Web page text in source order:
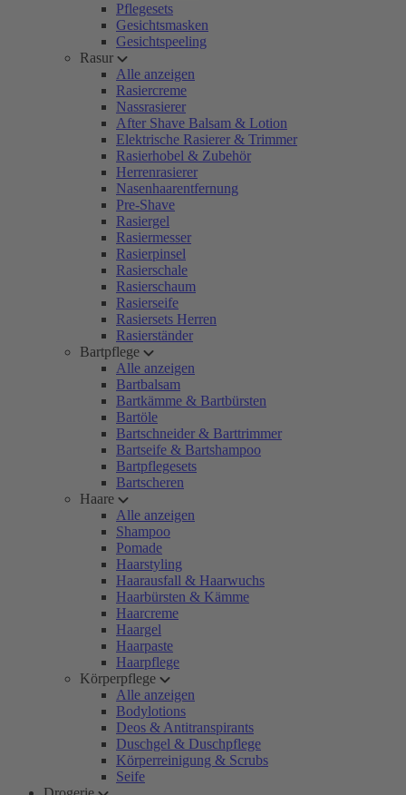
Pflegesets
Gesichtsmasken
Gesichtspeeling
Rasur
Alle anzeigen
Rasiercreme
Nassrasierer
After Shave Balsam & Lotion
Elektrische Rasierer & Trimmer
Rasierhobel & Zubehör
Herrenrasierer
Nasenhaarentfernung
Pre-Shave
Rasiergel
Rasiermesser
Rasierpinsel
Rasierschale
Rasierschaum
Rasierseife
Rasiersets Herren
Rasierständer
Bartpflege
Alle anzeigen
Bartbalsam
Bartkämme & Bartbürsten
Bartöle
Bartschneider & Barttrimmer
Bartseife & Bartshampoo
Bartpflegesets
Bartscheren
Haare
Alle anzeigen
Shampoo
Pomade
Haarstyling
Haarausfall & Haarwuchs
Haarbürsten & Kämme
Haarcreme
Haargel
Haarpaste
Haarpflege
Körperpflege
Alle anzeigen
Bodylotions
Deos & Antitranspirants
Duschgel & Duschpflege
Körperreinigung & Scrubs
Seife